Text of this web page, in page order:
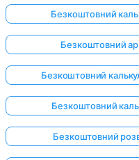
Безкоштовний
Безкоштовний
Безкоштовний
Безкоштовний
Безкоштовний